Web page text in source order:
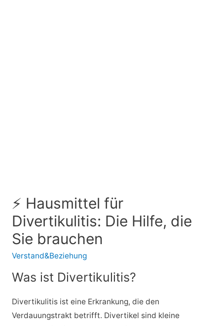
⚡ Hausmittel für
Divertikulitis: Die Hilfe, die
Sie brauchen
Verstand&Beziehung
Was ist Divertikulitis?
Divertikulitis ist eine Erkrankung, die den
Verdauungstrakt betrifft. Divertikel sind kleine